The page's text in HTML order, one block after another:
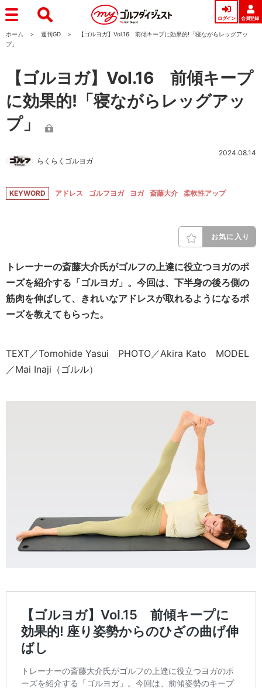
ログイン 会員登録
ホーム 週刊GD
【ゴルヨガ】Vol.16 前傾キープに効果的!「寝ながらレッグアッ
プ」
【ゴルヨガ】Vol.16 前傾キープ
に効果的!「寝ながらレッグアッ
プ」
らくらくゴルヨガ
2024.08.14
KEYWORD アドレス ゴルフヨガ ヨガ 斎藤大介 柔軟性アップ
お気に入り
トレーナーの斎藤大介氏がゴルフの上達に役立つヨガのポ
ーズを紹介する「ゴルヨガ」。今回は、下半身の後ろ側の
筋肉を伸ばして、きれいなアドレスが取れるようになるポ
ーズを教えてもらった。
TEXT／Tomohide Yasui PHOTO／Akira Kato MODEL
／Mai Inaji（ゴルル）